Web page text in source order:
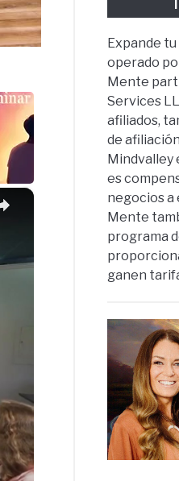
×
Expande
operado
Mente
Services
afiliados,
de
Mindvalley
es
negocios a
Mente
programa
ganen